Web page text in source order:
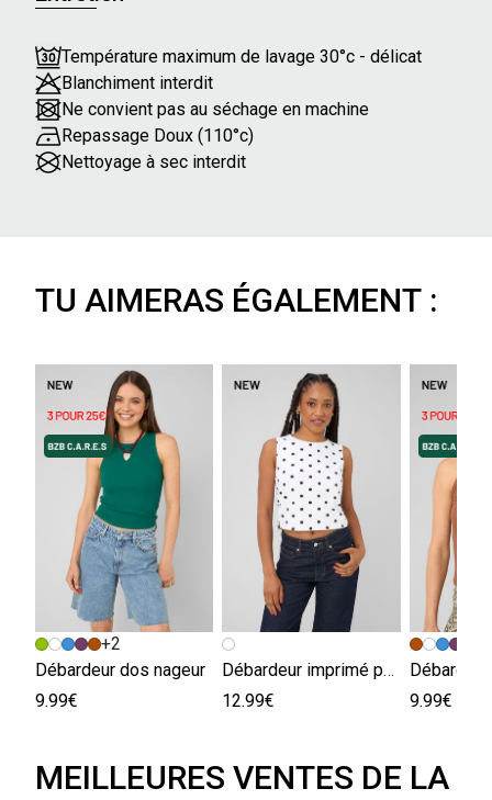
Température maximum de lavage 30°c - délicat
Blanchiment interdit
Ne convient pas au séchage en machine
Repassage Doux (110°c)
Nettoyage à sec interdit
TU AIMERAS ÉGALEMENT :
+2
Débardeur dos nageur
9.99€
Débardeur imprimé pois
12.99€
9.99€
MEILLEURES VENTES DE LA